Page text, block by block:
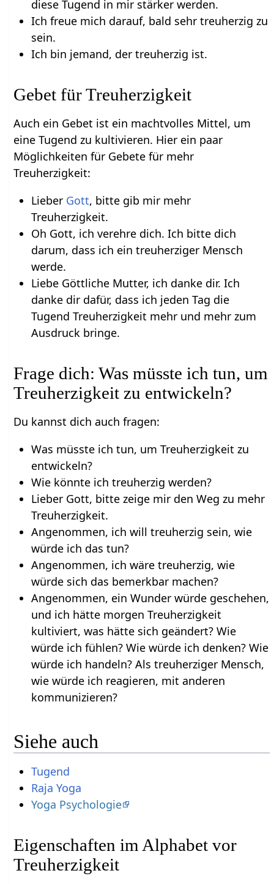
diese Tugend in mir stärker werden.
Ich freue mich darauf, bald sehr treuherzig zu
sein.
Ich bin jemand, der treuherzig ist.
Gebet für Treuherzigkeit
Auch ein Gebet ist ein machtvolles Mittel, um
eine Tugend zu kultivieren. Hier ein paar
Möglichkeiten für Gebete für mehr
Treuherzigkeit:
Lieber Gott, bitte gib mir mehr
Treuherzigkeit.
Oh Gott, ich verehre dich. Ich bitte dich
darum, dass ich ein treuherziger Mensch
werde.
Liebe Göttliche Mutter, ich danke dir. Ich
danke dir dafür, dass ich jeden Tag die
Tugend Treuherzigkeit mehr und mehr zum
Ausdruck bringe.
Frage dich: Was müsste ich tun, um
Treuherzigkeit zu entwickeln?
Du kannst dich auch fragen:
Was müsste ich tun, um Treuherzigkeit zu
entwickeln?
Wie könnte ich treuherzig werden?
Lieber Gott, bitte zeige mir den Weg zu mehr
Treuherzigkeit.
Angenommen, ich will treuherzig sein, wie
würde ich das tun?
Angenommen, ich wäre treuherzig, wie
würde sich das bemerkbar machen?
Angenommen, ein Wunder würde geschehen,
und ich hätte morgen Treuherzigkeit
kultiviert, was hätte sich geändert? Wie
würde ich fühlen? Wie würde ich denken? Wie
würde ich handeln? Als treuherziger Mensch,
wie würde ich reagieren, mit anderen
kommunizieren?
Siehe auch
Tugend
Raja Yoga
Yoga Psychologie
Eigenschaften im Alphabet vor
Treuherzigkeit